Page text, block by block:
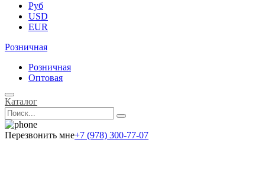
Руб
USD
EUR
Розничная
Розничная
Оптовая
Каталог
Перезвонить мне+7 (978) 300-77-07